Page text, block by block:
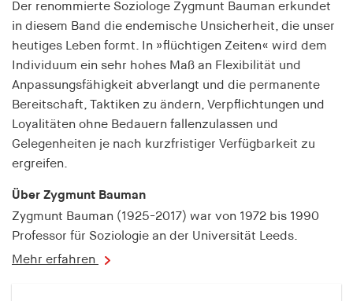
Der renommierte Soziologe Zygmunt Bauman erkundet
in diesem Band die endemische Unsicherheit, die unser
heutiges Leben formt. In »flüchtigen Zeiten« wird dem
Individuum ein sehr hohes Maß an Flexibilität und
Anpassungsfähigkeit abverlangt und die permanente
Bereitschaft, Taktiken zu ändern, Verpflichtungen und
Loyalitäten ohne Bedauern fallenzulassen und
Gelegenheiten je nach kurzfristiger Verfügbarkeit zu
ergreifen.
Über Zygmunt Bauman
Zygmunt Bauman (1925-2017) war von 1972 bis 1990
Professor für Soziologie an der Universität Leeds.
Mehr erfahren
fonts_loaded
Anbieter:
hamburger-edition.de
Cookie Laufzeit:
7 Tage